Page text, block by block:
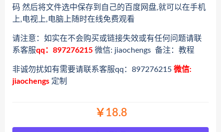
码 然后将文件选中保存到自己的百度网盘,就可以在手机
上,电视上,电脑上随时在线免费观看
请注意：如实在不会购买或链接失效或有任何问题请联
系客服qq：897276215 微信: jiaochengs 备注：教程
非诚勿扰如有需要请联系客服qq：897276215 微信:
jiaochengs 定制
￥18.8